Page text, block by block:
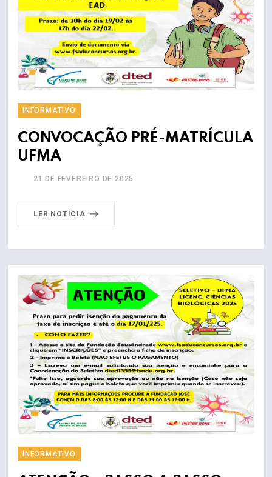
INFORMATIVO
CONVOCAÇÃO PRÉ-MATRÍCULA
UFMA
21 DE FEVEREIRO DE 2025
LER NOTÍCIA
INFORMATIVO